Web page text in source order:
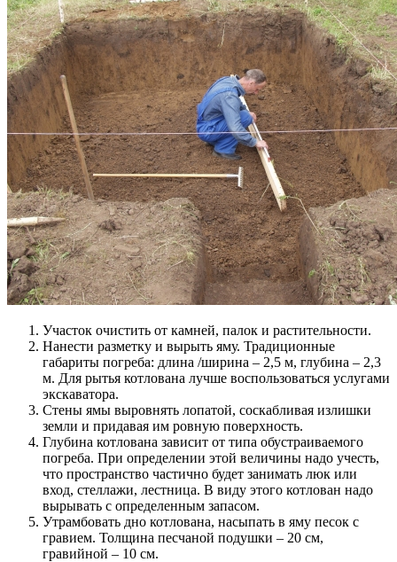
Участок очистить от камней, палок и растительности.
Нанести разметку и вырыть яму. Традиционные
габариты погреба: длина /ширина – 2,5 м, глубина – 2,3
м. Для рытья котлована лучше воспользоваться услугами
экскаватора.
Стены ямы выровнять лопатой, соскабливая излишки
земли и придавая им ровную поверхность.
Глубина котлована зависит от типа обустраиваемого
погреба. При определении этой величины надо учесть,
что пространство частично будет занимать люк или
вход, стеллажи, лестница. В виду этого котлован надо
вырывать с определенным запасом.
Утрамбовать дно котлована, насыпать в яму песок с
гравием. Толщина песчаной подушки – 20 см,
гравийной – 10 см.